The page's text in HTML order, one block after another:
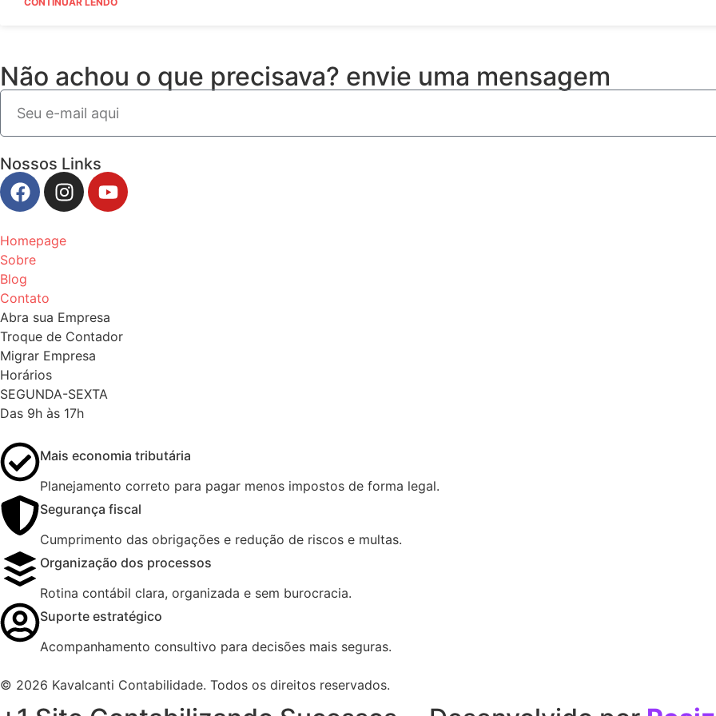
Não achou o que precisava? envie uma mensagem
Nossos Links
Homepage
Sobre
Blog
Contato
Abra sua Empresa
Troque de Contador
Migrar Empresa
Horários
SEGUNDA-SEXTA
Das 9h às 17h
Mais economia tributária
Planejamento correto para pagar menos impostos de forma legal.
Segurança fiscal
Cumprimento das obrigações e redução de riscos e multas.
Organização dos processos
Rotina contábil clara, organizada e sem burocracia.
Suporte estratégico
Acompanhamento consultivo para decisões mais seguras.
© 2026 Kavalcanti Contabilidade. Todos os direitos reservados.